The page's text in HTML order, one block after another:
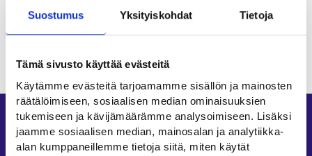
Suostumus Yksityiskohdat Tietoja
Tämä sivusto käyttää evästeitä
Käytämme evästeitä tarjoamamme sisällön ja mainosten
räätälöimiseen, sosiaalisen median ominaisuuksien
tukemiseen ja kävijämäärämme analysoimiseen. Lisäksi
jaamme sosiaalisen median, mainosalan ja analytiikka-
alan kumppaneillemme tietoja siitä, miten käytät
Oikopolut
Asiointi